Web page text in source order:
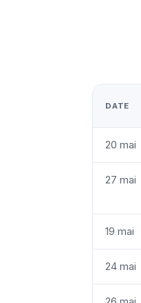
DATE
20 mai
27 mai
19 mai
24 mai